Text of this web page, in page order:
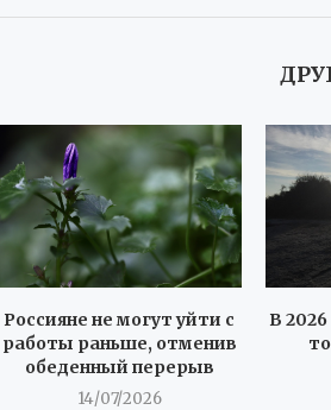
Россияне не могут уйти с
работы раньше, отменив
обеденный перерыв
14/07/2026
В